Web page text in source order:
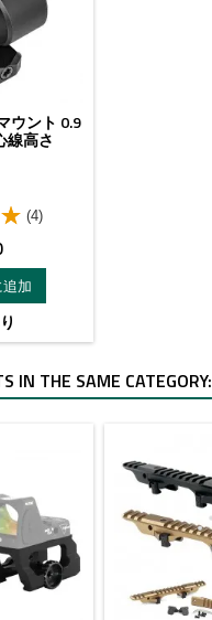
ウント 0.9
線高さ
(4)
加
IN THE SAME CATEGORY: